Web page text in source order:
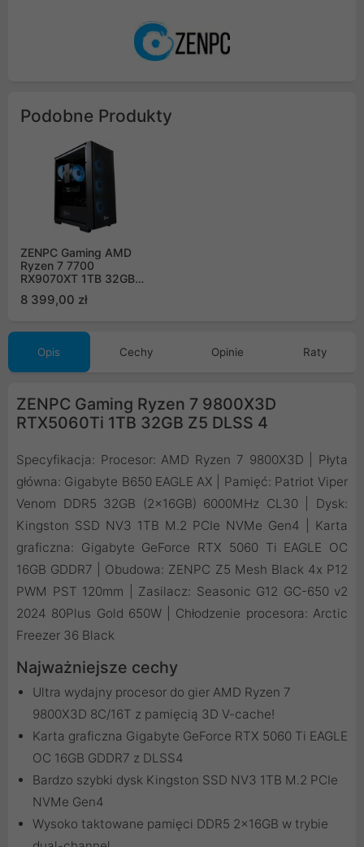
Podobne Produkty
ZENPC Gaming AMD
Ryzen 7 7700
RX9070XT 1TB 32GB
Flow ARGB
8 399,00 zł
Opis Cechy Opinie Raty
ZENPC Gaming Ryzen 7 9800X3D
RTX5060Ti 1TB 32GB Z5 DLSS 4
Specyfikacja: Procesor: AMD Ryzen 7 9800X3D | Płyta
główna: Gigabyte B650 EAGLE AX | Pamięć: Patriot Viper
Venom DDR5 32GB (2x16GB) 6000MHz CL30 | Dysk:
Kingston SSD NV3 1TB M.2 PCIe NVMe Gen4 | Karta
graficzna: Gigabyte GeForce RTX 5060 Ti EAGLE OC
16GB GDDR7 | Obudowa: ZENPC Z5 Mesh Black 4x P12
PWM PST 120mm | Zasilacz: Seasonic G12 GC-650 v2
2024 80Plus Gold 650W | Chłodzenie procesora: Arctic
Freezer 36 Black
Najważniejsze cechy
Ultra wydajny procesor do gier AMD Ryzen 7
9800X3D 8C/16T z pamięcią 3D V-cache!
Karta graficzna Gigabyte GeForce RTX 5060 Ti EAGLE
OC 16GB GDDR7 z DLSS4
Bardzo szybki dysk Kingston SSD NV3 1TB M.2 PCIe
NVMe Gen4
Wysoko taktowane pamięci DDR5 2x16GB w trybie